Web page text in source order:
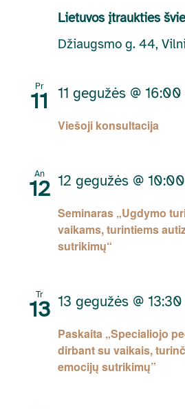
Lietuvos įtraukties
Džiaugsmo g. 44,
Pr
11
Viešoji konsultacija
11 gegužės @ 16:00
An
12
Seminaras „Ugdymo
vaikams, turintiems
sutrikimų“
12 gegužės @ 10:00
Tr
13
Paskaita „Specialiojo
dirbant su vaikais,
emocijų sutrikimų”
13 gegužės @ 13:30